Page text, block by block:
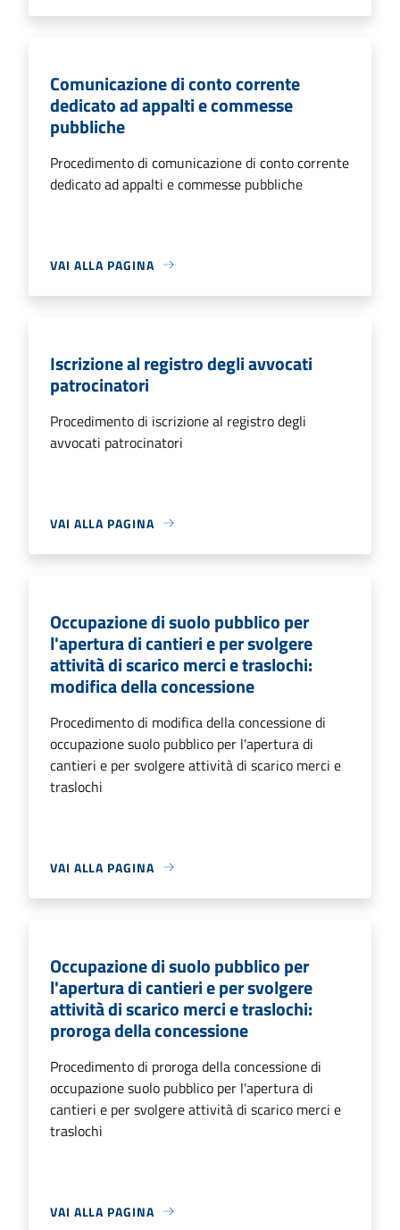
Comunicazione di conto corrente
dedicato ad appalti e commesse
pubbliche
Procedimento di comunicazione di conto corrente
dedicato ad appalti e commesse pubbliche
VAI ALLA PAGINA
Iscrizione al registro degli avvocati
patrocinatori
Procedimento di iscrizione al registro degli
avvocati patrocinatori
VAI ALLA PAGINA
Occupazione di suolo pubblico per
l'apertura di cantieri e per svolgere
attività di scarico merci e traslochi:
modifica della concessione
Procedimento di modifica della concessione di
occupazione suolo pubblico per l'apertura di
cantieri e per svolgere attività di scarico merci e
traslochi
VAI ALLA PAGINA
Occupazione di suolo pubblico per
l'apertura di cantieri e per svolgere
attività di scarico merci e traslochi:
proroga della concessione
Procedimento di proroga della concessione di
occupazione suolo pubblico per l'apertura di
cantieri e per svolgere attività di scarico merci e
traslochi
VAI ALLA PAGINA